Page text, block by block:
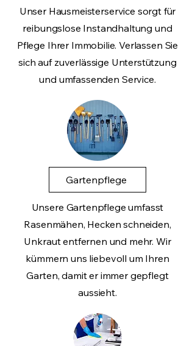
Unser Hausmeisterservice sorgt für
reibungslose Instandhaltung und
Pflege Ihrer Immobilie. Verlassen Sie
sich auf zuverlässige Unterstützung
und umfassenden Service.
Gartenpflege
Unsere Gartenpflege umfasst
Rasenmähen, Hecken schneiden,
Unkraut entfernen und mehr. Wir
kümmern uns liebevoll um Ihren
Garten, damit er immer gepflegt
aussieht.